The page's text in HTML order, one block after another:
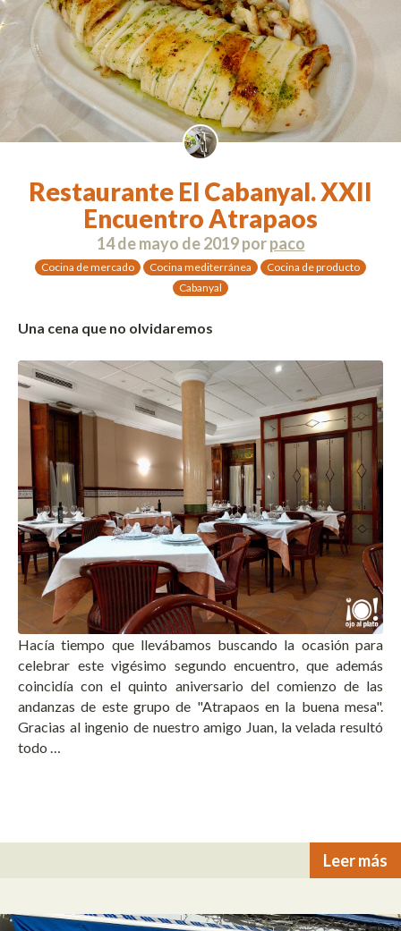
Restaurante El Cabanyal. XXII
Encuentro Atrapaos
14 de mayo de 2019porpaco
Cocina de mercado Cocina mediterránea
Cocina de producto
Cabanyal
Una cena que no olvidaremos
Hacía tiempo que llevábamos buscando la ocasión para
celebrar este vigésimo segundo encuentro, que además
coincidía con el quinto aniversario del comienzo de las
andanzas de este grupo de "Atrapaos en la buena mesa".
Gracias al ingenio de nuestro amigo Juan, la velada resultó
todo …
Leer más